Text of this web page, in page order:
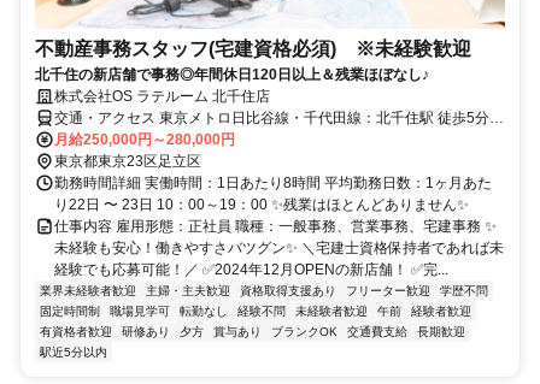
不動産事務スタッフ(宅建資格必須) ※未経験歓迎
北千住の新店舗で事務◎年間休日120日以上＆残業ほぼなし♪
株式会社OS ラテルーム 北千住店
交通・アクセス 東京メトロ日比谷線・千代田線：北千住駅 徒歩5分
JR常磐線・東武・つくばEX線：北千住駅 徒歩5分
月給250,000円～280,000円
東京都東京23区足立区
勤務時間詳細 実働時間：1日あたり8時間 平均勤務日数：1ヶ月あた
り22日 〜 23日 10：00～19：00 ✨残業はほとんどありません✨
仕事内容 雇用形態：正社員 職種：一般事務、営業事務、宅建事務 ✨
未経験も安心！働きやすさバツグン✨ ＼宅建士資格保持者であれば未
経験でも応募可能！／ ✅2024年12月OPENの新店舗！ ✅完...
業界未経験者歓迎 主婦・主夫歓迎 資格取得支援あり フリーター歓迎
学歴不問
固定時間制
職場見学可 転勤なし 経験不問 未経験者歓迎 午前
経験者歓迎
有資格者歓迎
研修あり 夕方 賞与あり ブランクOK 交通費支給
長期歓迎
駅近5分以内